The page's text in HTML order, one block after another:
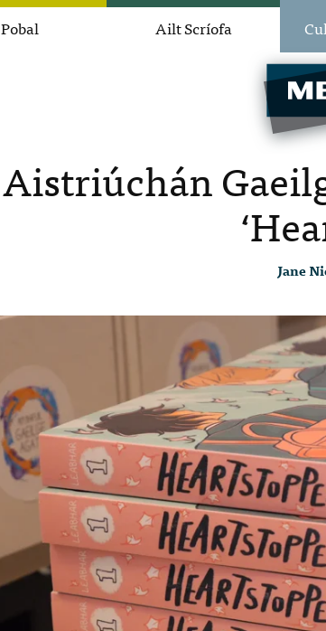
Pobal Ailt Scríofa
Aistriúchán
Jane